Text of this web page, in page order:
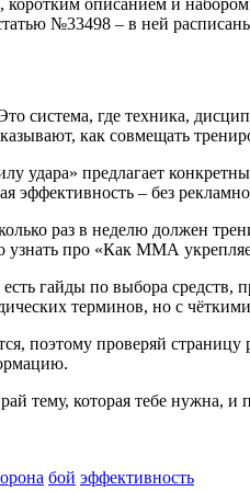
№33498 – в ней
система, где техника,
как совмещать
удара» предлагает
эффективность – без
раз в неделю должен
узнать про «Как ММА
есть гайды по выбора
терминов, но с
поэтому проверяй
тему, которая тебе нужна,
бой эффективность